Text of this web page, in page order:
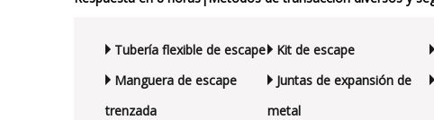
Tubería flexible de escape Kit de escape
Manguera de escape
trenzada
Juntas de expansión de
metal